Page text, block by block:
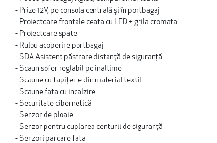
- Prize 12V, pe consola centrală şi în portbagaj
- Proiectoare frontale ceata cu LED + grila cromata
- Proiectoare spate
- Rulou acoperire portbagaj
- SDA Asistent păstrare distanță de siguranță
- Scaun sofer reglabil pe inaltime
- Scaune cu tapițerie din material textil
- Scaune fata cu incalzire
- Securitate cibernetică
- Senzor de ploaie
- Senzor pentru cuplarea centurii de siguranță
- Senzori parcare fata